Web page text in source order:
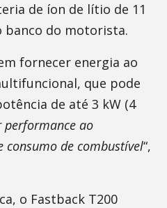
de íon de lítio de 11
banco do motorista.
fornecer energia ao
que pode
de até 3 kW (4
ao
consumo de combustível“,
o Fastback T200